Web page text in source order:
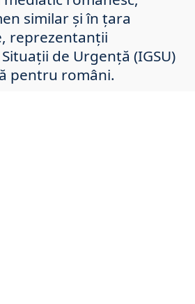
similar și în țara
reprezentanții
de Urgență (IGSU)
pentru români.